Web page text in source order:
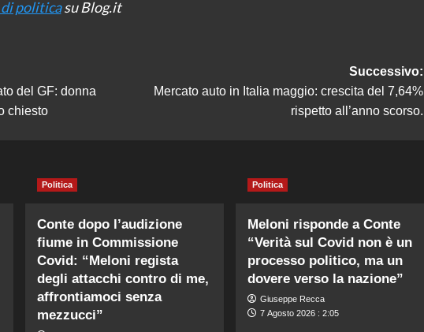
politicasu Blog.it
del GF: donna
chiesto
Successivo:
Mercato auto in Italia maggio: crescita del 7,64%
rispetto all’anno scorso.
Politica
Conte dopo l’audizione
fiume in Commissione
Covid: “Meloni regista
degli attacchi contro di me,
affrontiamoci senza
mezzucci”
Politica
Meloni risponde a Conte
“Verità sul Covid non è un
processo politico, ma un
dovere verso la nazione”
Giuseppe Recca
7 Agosto 2026 : 2:05